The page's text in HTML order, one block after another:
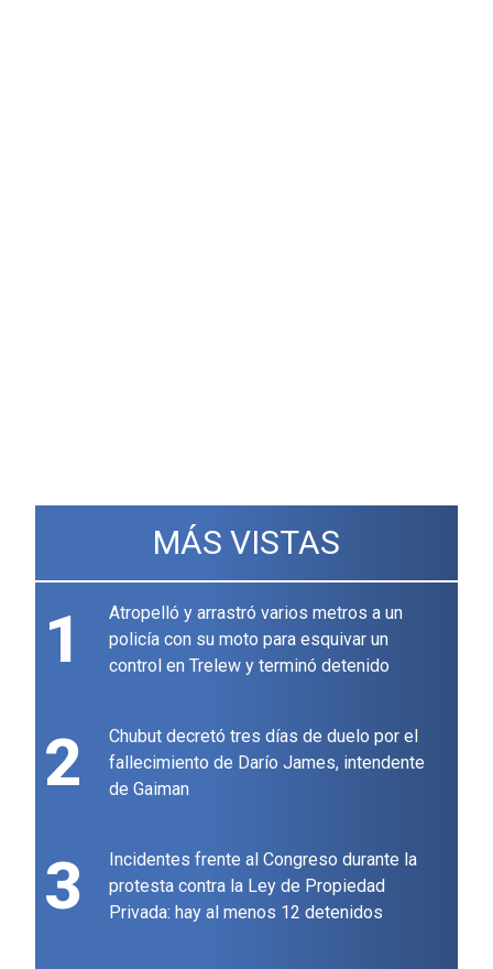
MÁS VISTAS
1
Atropelló y arrastró varios metros a un
policía con su moto para esquivar un
control en Trelew y terminó detenido
2
Chubut decretó tres días de duelo por el
fallecimiento de Darío James, intendente
de Gaiman
3
Incidentes frente al Congreso durante la
protesta contra la Ley de Propiedad
Privada: hay al menos 12 detenidos